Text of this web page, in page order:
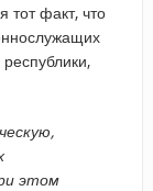
тот факт, что
этом